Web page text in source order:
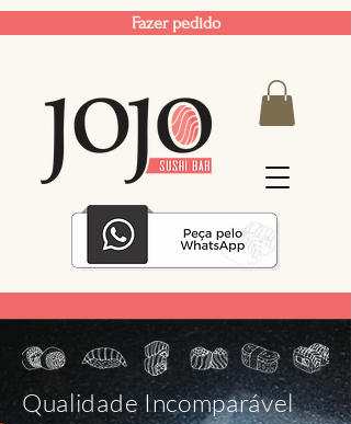
Fazer pedido
Qualidade Incomparável